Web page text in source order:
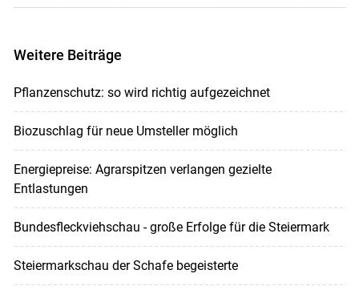
Weitere Beiträge
Pflanzenschutz: so wird richtig aufgezeichnet
Biozuschlag für neue Umsteller möglich
Energiepreise: Agrarspitzen verlangen gezielte
Entlastungen
Bundesfleckviehschau - große Erfolge für die Steiermark
Steiermarkschau der Schafe begeisterte